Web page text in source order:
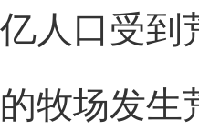
亿人口受到
的牧场发生